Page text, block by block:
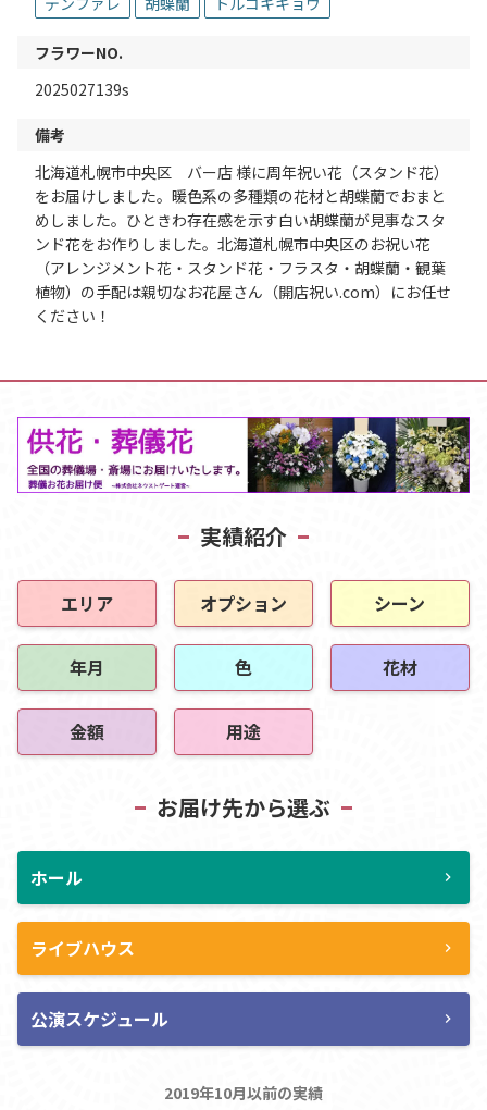
フラワーNO.
2025027139s
備考
北海道札幌市中央区 バー店 様に周年祝い花（スタンド花）
をお届けしました。暖色系の多種類の花材と胡蝶蘭でおまと
めしました。ひときわ存在感を示す白い胡蝶蘭が見事なスタ
ンド花をお作りしました。北海道札幌市中央区のお祝い花
（アレンジメント花・スタンド花・フラスタ・胡蝶蘭・観葉
植物）の手配は親切なお花屋さん（開店祝い.com）にお任せ
ください！
実績紹介
エリア オプション シーン
年月 色 花材
金額 用途
お届け先から選ぶ
ホール chevron_right
ライブハウス chevron_right
公演スケジュール chevron_right
2019年10月以前の実績